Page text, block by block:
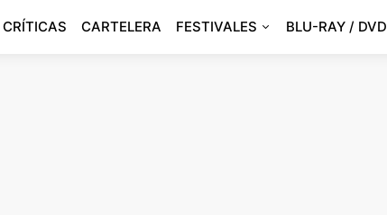
CRÍTICAS CARTELERA FESTIVALES BLU-RAY / DVD